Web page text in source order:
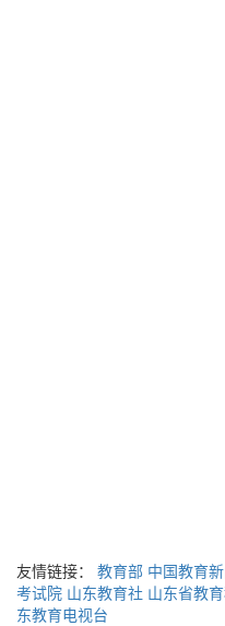
友情链接： 教育部 中国教育
考试院 山东教育社 山东省教
东教育电视台